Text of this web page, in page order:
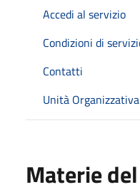
Accedi al servizio
Condizioni di
Contatti
Unità
Materie